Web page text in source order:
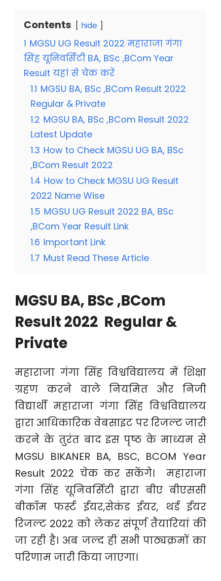
Contents hide
1 MGSU UG Result 2022 महाराजा गंगा
सिंह यूनिवर्सिटी BA, BSc ,BCom Year
Result यहां से चेक करें
1.1 MGSU BA, BSc ,BCom Result 2022
Regular & Private
1.2 MGSU BA, BSc ,BCom Result 2022
Latest Update
1.3 How to Check MGSU UG BA, BSc
,BCom Result 2022
1.4 How to Check MGSU UG Result
2022 Name Wise
1.5 MGSU UG Result 2022 BA, BSc
,BCom Year Result Link
1.6 Important Link
1.7 Must Read These Article
MGSU BA, BSc ,BCom
Result 2022 Regular &
Private
महाराजा गंगा सिंह विश्वविद्यालय में शिक्षा
ग्रहण करने वाले नियमित और निजी
विद्यार्थी महाराजा गंगा सिंह विश्वविद्यालय
द्वारा आधिकारिक वेबसाइट पर रिजल्ट जारी
करने के तुरंत बाद इस पृष्ठ के माध्यम से
MGSU BIKANER BA, BSC, BCOM Year
Result 2022 चेक कर सकेंगे। महाराजा
गंगा सिंह यूनिवर्सिटी द्वारा बीए बीएससी
बीकॉम फर्स्ट ईयर,सेकंड ईयर, थर्ड ईयर
रिजल्ट 2022 को लेकर संपूर्ण तैयारियां की
जा रही है। अब जल्द ही सभी पाठ्यक्रमों का
परिणाम जारी किया जाएगा।